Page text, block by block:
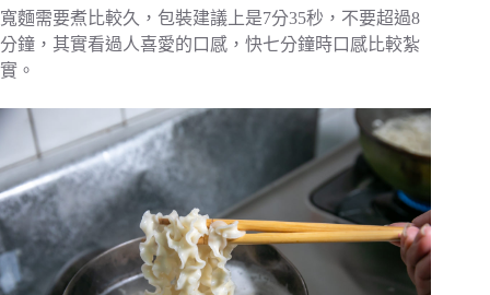
寬麵需要煮比較久，包裝建議上是7分35秒，不要超過8
分鐘，其實看過人喜愛的口感，快七分鐘時口感比較紮
實。